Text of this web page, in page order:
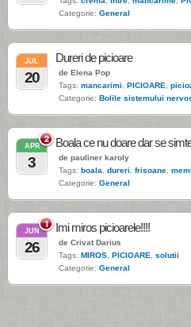
Categorie: General
JUL
20
Dureri de picioare
de Elena Pop
Tags: mancarimi PICIOARE
Categorie: Bolile sistemului
2
APR
3
Boala ce nu doare dar se
de pauliner karoly
Tags: boala dureri frisoane
Categorie: General
1
JUN
26
Imi miros picioarele!!!!
de Crivat Darius
Tags: MIROS PICIOARE
solutii
Categorie: General